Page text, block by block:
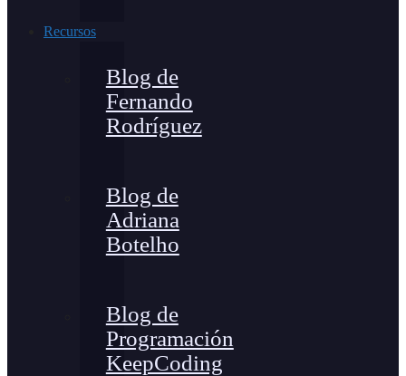
Recursos
Blog de
Fernando
Rodríguez
Blog de
Adriana
Botelho
Blog de
Programación
KeepCoding